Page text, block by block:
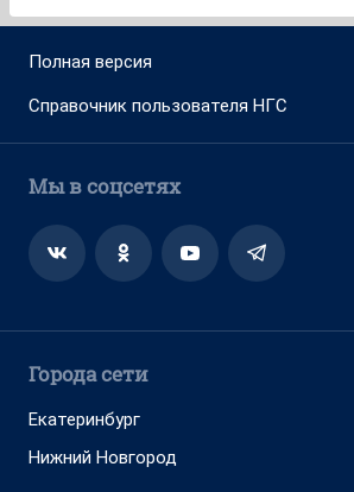
Полная версия
Справочник пользователя НГС
Мы в соцсетях
Города сети
Екатеринбург
Нижний Новгород